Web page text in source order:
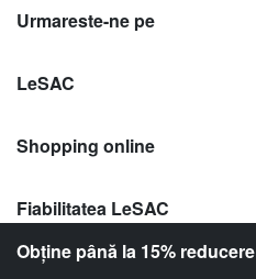
Obține până la 15% reducere
Urmareste-ne pe
LeSAC
Shopping online
Fiabilitatea LeSAC